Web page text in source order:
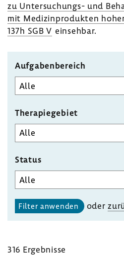
zu Untersuchungs-​ und
mit Medi­zin­pro­dukten
137h SGB V einsehbar.
Aufgabenbereich
Therapiegebiet
Status
oder
316 Ergeb­nisse